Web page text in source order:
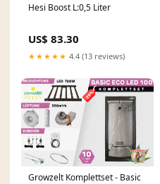
Hesi Boost L:0,5 Liter
US$ 83.30
★★★★★ 4.4 (13 reviews)
Growzelt Komplettset - Basic